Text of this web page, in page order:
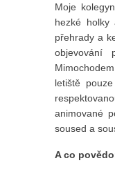
Moje
hezké
přehrady a
objevování
letiště
animované
soused a
A co